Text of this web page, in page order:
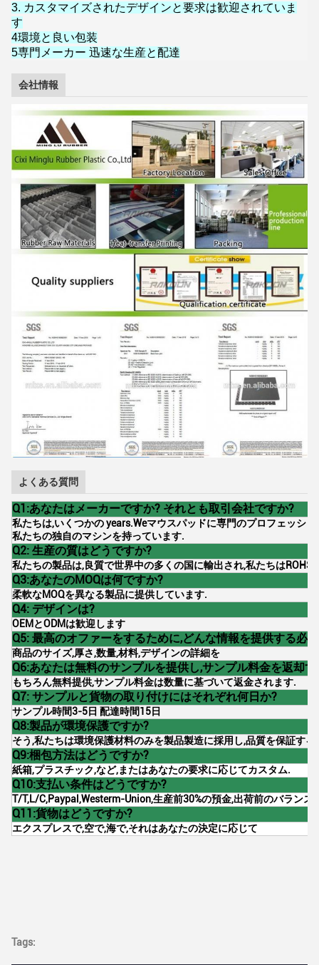
3. カスタマイズされたデザインと要求は歓迎されていま
す
4環境と良い包装
5専門メーカー 迅速な生産と配達
会社情報
よくある質問
Q1:あなたはメーカーですか? それとも取引会社ですか?
私たちは,いくつかの years.Weマウスパッドに専門のプロフェッシ
私たちの独自のマシンを持っています.
Q2: 生産の質はどうですか?
私たちの製品は,良質で世界中の多くの国に輸出され,私たちは
Q3:あなたのMOQは何ですか?
柔軟なMOQを異なる製品に提供しています.
Q4: デザインは?
OEMとODMは歓迎します
Q5: 最高のオファーをするために,どんな情報を提供する必
商品のサイズ,厚さ,数量,材料,デザインの詳細を
Q6:あなたは無料のサンプルを提供し,サンプル料金を返却
もちろん無料提供,サンプル料金は数量に基づいて返金されます.
Q7: サンプルと貨物の取り付けにはそれぞれ何日か?
サンプル時間3-5日 配達時間15日
Q8:製品が環境保護ですか?
そう,私たちは環境保護材料のみを製品製造に採用し,品質を保証す
Q9:梱包方法はどうですか?
紙箱,プラスチック,など,またはあなたの要求に応じてカスタム.
Q10:支払い条件はどうですか?
T/T,L/C,Paypal,Westerm-Union,生産前30%の預金,出荷前のバランス
Q11:貨物はどうですか?
エクスプレスで,空で,海で,それはあなたの決定に応じて
Tags: